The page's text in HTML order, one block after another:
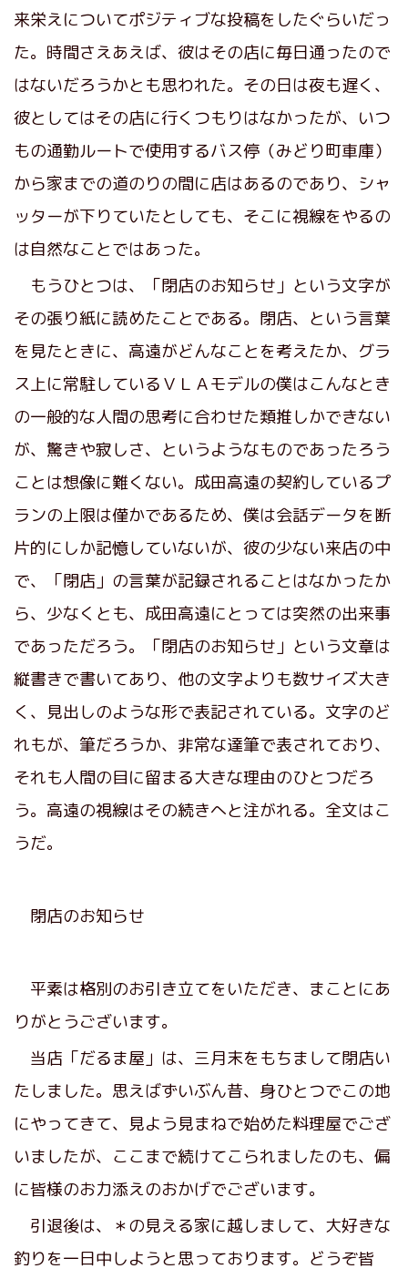
来栄えについてポジティブな投稿をしたぐらいだっ
た。時間さえあえば、彼はその店に毎日通ったので
はないだろうかとも思われた。その日は夜も遅く、
彼としてはその店に行くつもりはなかったが、いつ
もの通勤ルートで使用するバス停（みどり町車庫）
から家までの道のりの間に店はあるのであり、シャ
ッターが下りていたとしても、そこに視線をやるの
は自然なことではあった。
もうひとつは、「閉店のお知らせ」という文字が
その張り紙に読めたことである。閉店、という言葉
を見たときに、高遠がどんなことを考えたか、グラ
ス上に常駐しているＶＬＡモデルの僕はこんなとき
の一般的な人間の思考に合わせた類推しかできない
が、驚きや寂しさ、というようなものであったろう
ことは想像に難くない。成田高遠の契約しているプ
ランの上限は僅かであるため、僕は会話データを断
片的にしか記憶していないが、彼の少ない来店の中
で、「閉店」の言葉が記録されることはなかったか
ら、少なくとも、成田高遠にとっては突然の出来事
であっただろう。「閉店のお知らせ」という文章は
縦書きで書いてあり、他の文字よりも数サイズ大き
く、見出しのような形で表記されている。文字のど
れもが、筆だろうか、非常な達筆で表されており、
それも人間の目に留まる大きな理由のひとつだろ
う。高遠の視線はその続きへと注がれる。全文はこ
うだ。
閉店のお知らせ
平素は格別のお引き立てをいただき、まことにあ
りがとうございます。
当店「だるま屋」は、三月末をもちまして閉店い
たしました。思えばずいぶん昔、身ひとつでこの地
にやってきて、見よう見まねで始めた料理屋でござ
いましたが、ここまで続けてこられましたのも、偏
に皆様のお力添えのおかげでございます。
引退後は、＊の見える家に越しまして、大好きな
釣りを一日中しようと思っております。どうぞ皆